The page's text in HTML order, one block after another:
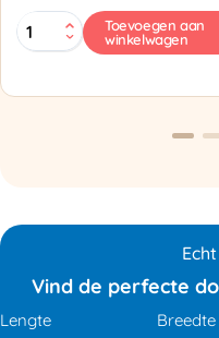
MINI
PAK'R
Toevoegen aan
winkelwagen
Vind de perfecte
Lengte Breedte